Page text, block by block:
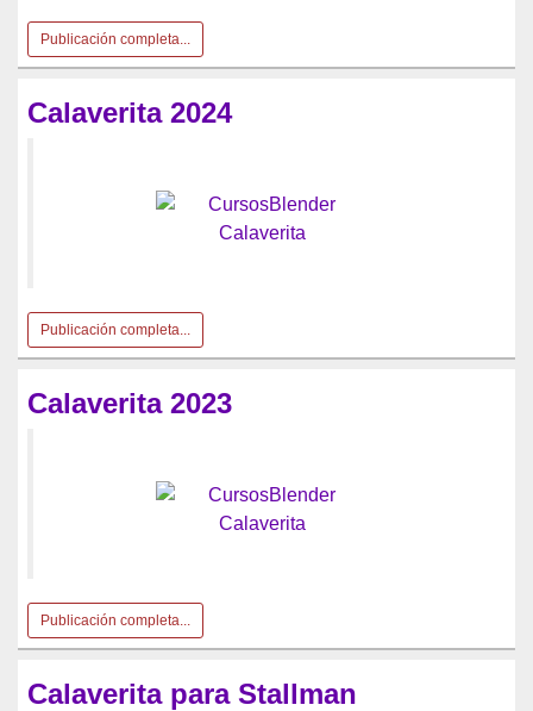
Publicación completa...
Calaverita 2024
Publicación completa...
Calaverita 2023
Publicación completa...
Calaverita para Stallman